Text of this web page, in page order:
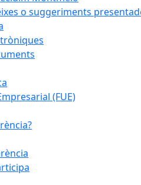
o suggeriments
(FUE)